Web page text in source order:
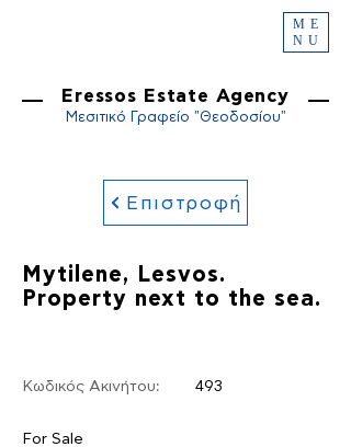
Eressos Estate Agency
Μεσιτικό Γραφείο "Θεοδοσίου"
ME
NU
Επιστροφή
Mytilene, Lesvos.
Property next to the sea.
Κωδικός Ακινήτου: 493
For Sale